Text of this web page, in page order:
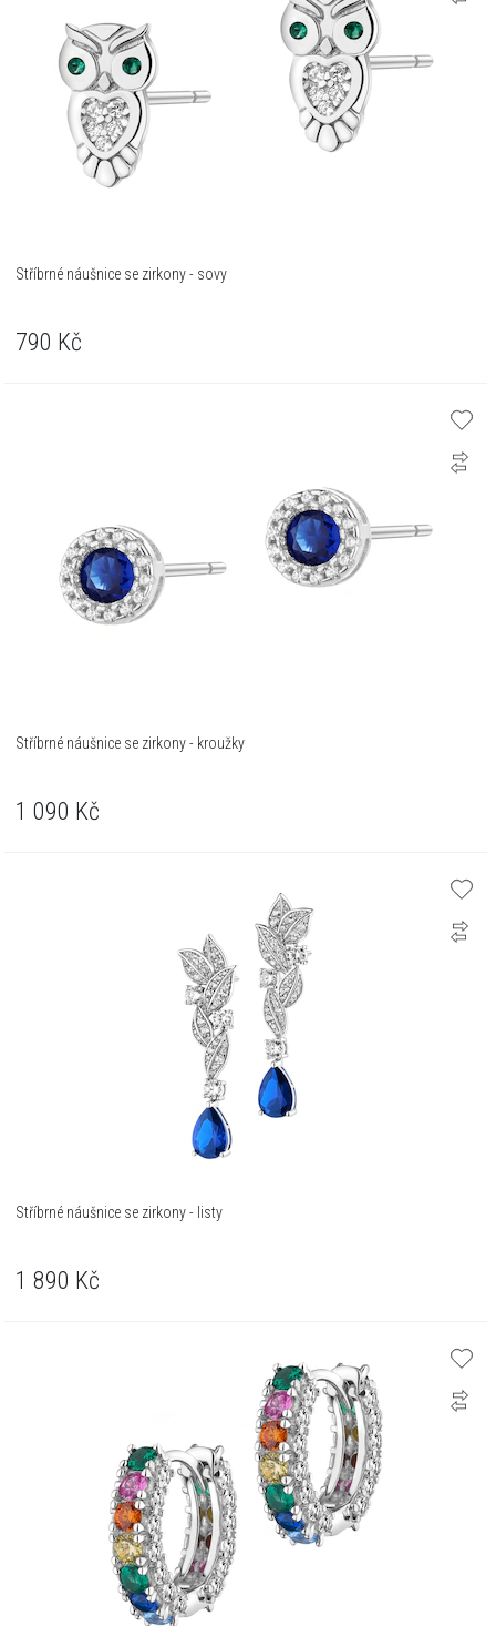
Stříbrné náušnice se zirkony - sovy
790 Kč
Stříbrné náušnice se zirkony - kroužky
1 090 Kč
Stříbrné náušnice se zirkony - listy
1 890 Kč